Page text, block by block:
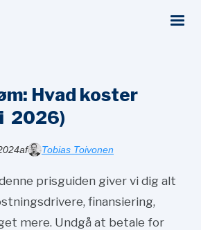
Hvad koster
2026)
af Tobias Toivonen
prisguiden giver vi dig alt
finansiering,
mere. Undgå at betale for